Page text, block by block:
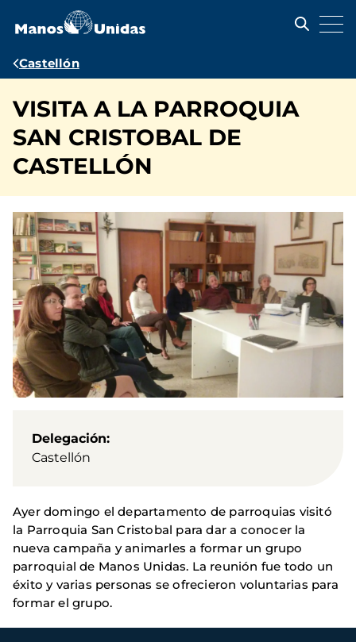
contenido
Ruta
navegación
Castellón
VISITA A LA PARROQUIA
SAN CRISTOBAL DE
CASTELLÓN
Delegación
Castellón
Ayer domingo el departamento de parroquias visitó
la Parroquia San Cristobal para dar a conocer la
nueva campaña y animarles a formar un grupo
parroquial de Manos Unidas. La reunión fue todo un
éxito y varias personas se ofrecieron voluntarias para
formar el grupo.